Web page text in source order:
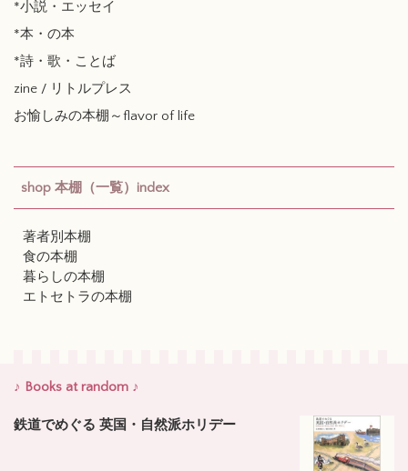
*小説・エッセイ
*本・の本
*詩・歌・ことば
zine / リトルプレス
お愉しみの本棚～flavor of life
shop 本棚（一覧）index
著者別本棚
食の本棚
暮らしの本棚
エトセトラの本棚
♪ Books at random ♪
鉄道でめぐる 英国・自然派ホリデー